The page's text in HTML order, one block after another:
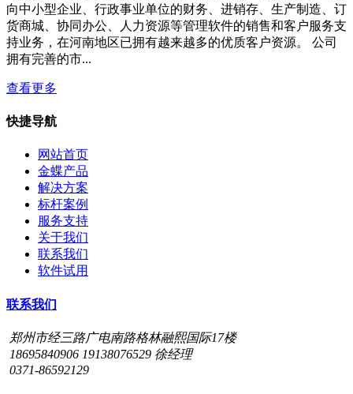
向中小型企业、行政事业单位的财务、进销存、生产制造、订
货商城、协同办公、人力资源等管理软件的销售和客户服务支
持业务，在河南地区已拥有越来越多的优质客户资源。 公司
拥有完善的市...
查看更多
快捷导航
网站首页
金蝶产品
解决方案
标杆案例
服务支持
关于我们
联系我们
软件试用
联系我们
郑州市经三路广电南路格林融熙国际17楼
18695840906 19138076529 徐经理
0371-86592129